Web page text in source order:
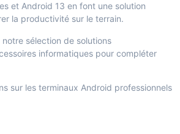
et Android 13 en font une solution
la productivité sur le terrain.
sélection de solutions
informatiques pour compléter
sur les terminaux Android professionnels